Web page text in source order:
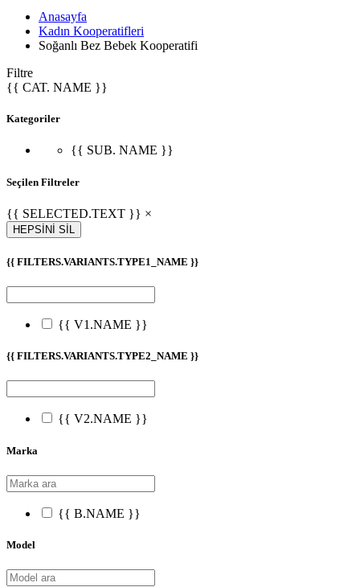
Anasayfa
Kadın Kooperatifleri
Soğanlı Bez Bebek Kooperatifi
Filtre
{{ CAT. NAME }}
Kategoriler
{{ SUB. NAME }}
Seçilen Filtreler
{{ SELECTED.TEXT }} ×
HEPSİNİ SİL
{{ FILTERS.VARIANTS.TYPE1_NAME }}
{{ V1.NAME }}
{{ FILTERS.VARIANTS.TYPE2_NAME }}
{{ V2.NAME }}
Marka
{{ B.NAME }}
Model